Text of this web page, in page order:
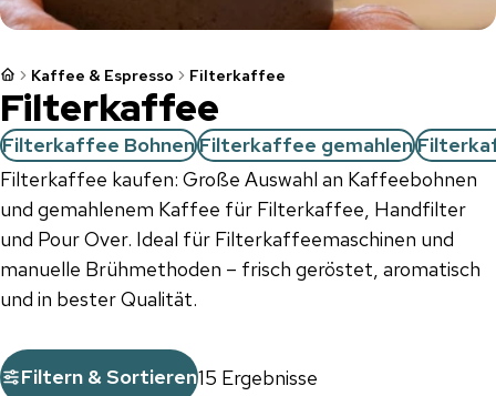
Kaffee & Espresso Filterkaffee
Filterkaffee
Filterkaffee BohnenFilterkaffee gemahlen
Filterkaffee kaufen: Große Auswahl an Kaffeebohnen
und gemahlenem Kaffee für Filterkaffee, Handfilter
und Pour Over. Ideal für Filterkaffeemaschinen und
manuelle Brühmethoden – frisch geröstet, aromatisch
und in bester Qualität.
Filtern & Sortieren15 Ergebnisse